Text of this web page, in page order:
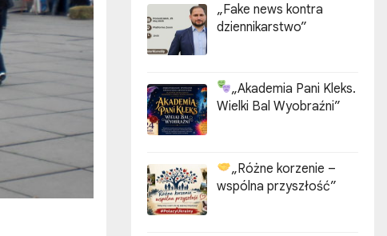
„Fake news kontra
dziennikarstwo”
„Akademia Pani Kleks.
Wielki Bal Wyobraźni”
„Różne korzenie –
wspólna przyszłość”